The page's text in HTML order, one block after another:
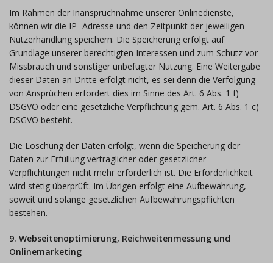
Im Rahmen der Inanspruchnahme unserer Onlinedienste,
können wir die IP- Adresse und den Zeitpunkt der jeweiligen
Nutzerhandlung speichern. Die Speicherung erfolgt auf
Grundlage unserer berechtigten Interessen und zum Schutz vor
Missbrauch und sonstiger unbefugter Nutzung. Eine Weitergabe
dieser Daten an Dritte erfolgt nicht, es sei denn die Verfolgung
von Ansprüchen erfordert dies im Sinne des Art. 6 Abs. 1 f)
DSGVO oder eine gesetzliche Verpflichtung gem. Art. 6 Abs. 1 c)
DSGVO besteht.
Die Löschung der Daten erfolgt, wenn die Speicherung der
Daten zur Erfüllung vertraglicher oder gesetzlicher
Verpflichtungen nicht mehr erforderlich ist. Die Erforderlichkeit
wird stetig überprüft. Im Übrigen erfolgt eine Aufbewahrung,
soweit und solange gesetzlichen Aufbewahrungspflichten
bestehen.
9. Webseitenoptimierung, Reichweitenmessung und
Onlinemarketing